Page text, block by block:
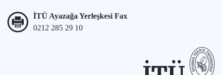
İTÜ Ayazağa Yerleşkesi Fax
0212 285 29 10